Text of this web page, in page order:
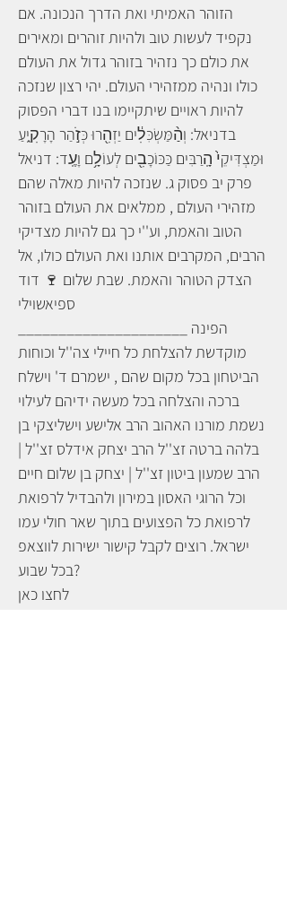
הזוהר האמיתי ואת הדרך הנכונה. אם
נקפיד לעשות טוב ולהיות זוהרים ומאירים
את כולם כך נזהיר בזוהר גדול את העולם
כולו ונהיה ממזהירי העולם. יהי רצון שנזכה
להיות ראויים שיתקיימו בנו דברי הפסוק
בדניאל: וְהַ֨מַּשְׂכִּלִ֔ים יַזְהִ֖רוּ כְּזֹ֣הַר הָרָקִ֑יעַ
וּמַצְדִּיקֵי֙ הָֽרַבִּים כַּכּוֹכָבִ֖ים לְעוֹלָ֥ם וָעֶֽד: דניאל
פרק יב פסוק ג. שנזכה להיות מאלה שהם
מזהירי העולם , ממלאים את העולם בזוהר
הטוב והאמת, וע''י כך גם להיות מצדיקי
הרבים, המקרבים אותנו ואת העולם כולו, אל
הצדק הטוהר והאמת. שבת שלום 🍷 דוד
ספיאשוילי
מוקדשת להצלחת כל חיילי צה''ל וכוחות
הביטחון בכל מקום שהם , ישמרם ד' וישלח
ברכה והצלחה בכל מעשה ידיהם לעילוי
נשמת מורנו האהוב הרב אלישע וישליצקי בן
בלהה ברטה זצ''ל הרב יצחק אידלס זצ''ל |
הרב שמעון ביטון זצ''ל | יצחק בן שלום חיים
וכל הרוגי האסון במירון ולהבדיל לרפואת
לרפואת כל הפצועים בתוך שאר חולי עמו
ישראל. רוצים לקבל קישור ישירות לווצאפ
בכל שבוע?
לחצו כאן